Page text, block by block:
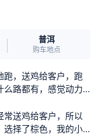
普洱
购车地点
跑，送鸡给客户，跑
么路都有，感觉动力
觉都挺好的。
常送鸡给客户，所以
选择了棕色，我的小